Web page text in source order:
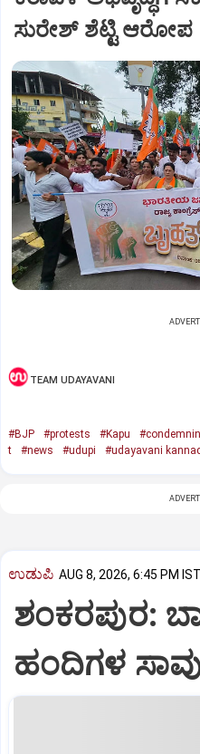
ಸುರೇಶ್ ಶೆಟ್ಟಿ ಆರೋಪ
TEAM UDAYAVANI
#BJP #protests #Kapu
t
#news #udupi #udayavani
ಉಡುಪಿ AUG 8, 2026, 6:45 PM IST
ಶಂಕರಪುರ:
ಹಂದಿಗಳ